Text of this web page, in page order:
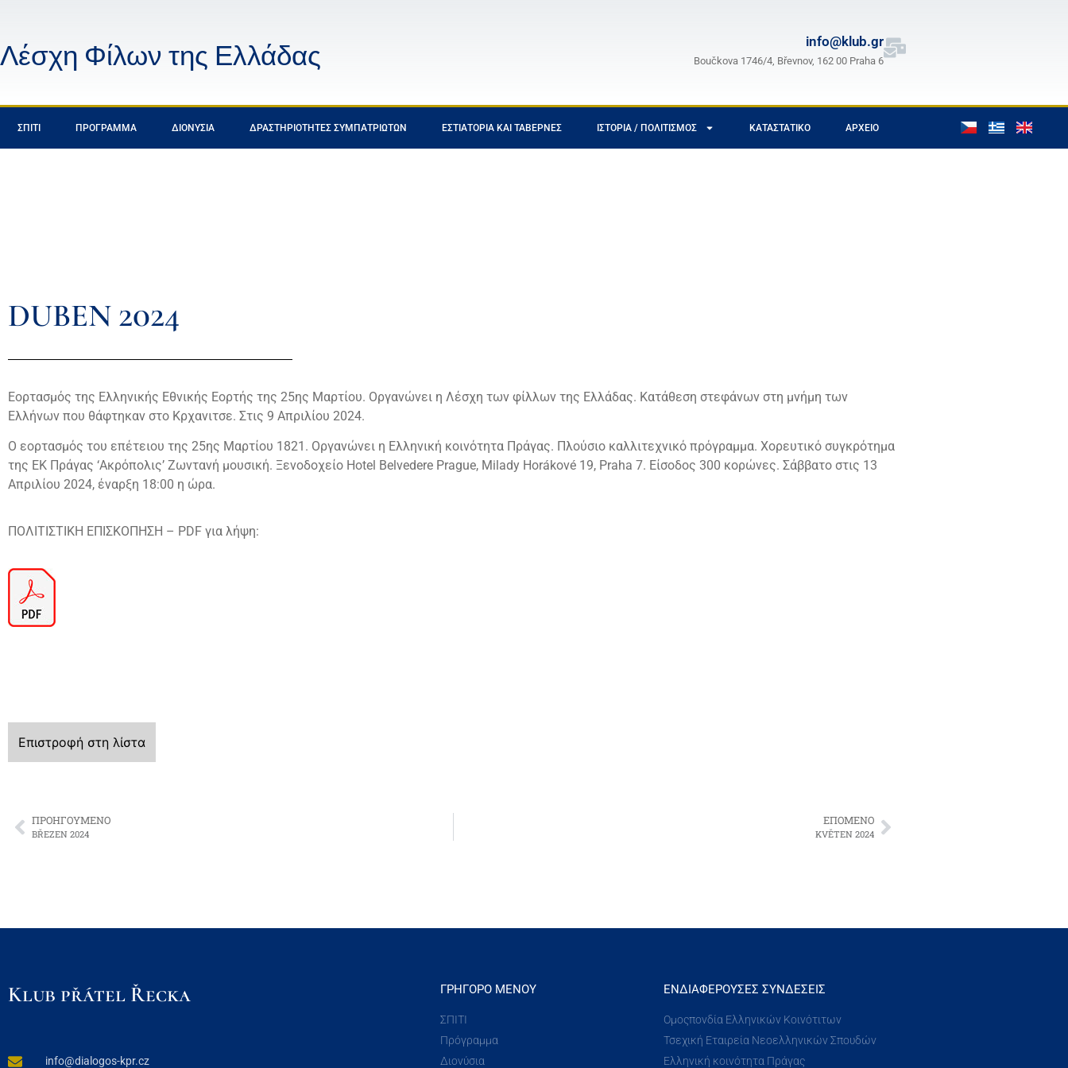
Λέσχη Φίλων της Ελλάδας info@klub.gr
Boučkova 1746/4, Břevnov, 162 00 Praha 6
ΣΠΊΤΙ ΠΡΌΓΡΑΜΜΑ ΔΙΟΝΎΣΙΑ ΔΡΑΣΤΗΡΙΌΤΗΤΕΣ ΣΥΜΠΑΤΡΙΩΤΏΝ ΕΣΤΙΑΤΌΡΙΑ ΚΑΙ ΤΑΒΈΡΝΕΣ ΙΣΤΟΡΊΑ / ΠΟΛΙΤΙΣΜΌΣ ΚΑΤΑΣΤΑΤΙΚΌ ΑΡΧΕΊΟ
DUBEN 2024
Εορτασμός της Ελληνικής Εθνικής Εορτής της 25ης Μαρτίου. Οργανώνει η Λέσχη των φίλλων της Ελλάδας. Κατάθεση στεφάνων στη μνήμη των
Ελλήνων που θάφτηκαν στο Κρχανιτσε. Στις 9 Απριλίου 2024.
Ο εορτασμός του επέτειου της 25ης Μαρτίου 1821. Οργανώνει η Ελληνική κοινότητα Πράγας. Πλούσιο καλλιτεχνικό πρόγραμμα. Χορευτικό συγκρότημα
της ΕΚ Πράγας ‘Ακρόπολις’ Ζωντανή μουσική. Ξενοδοχείο Hotel Belvedere Prague, Milady Horákové 19, Praha 7. Είσοδος 300 κορώνες. Σάββατο στις 13
Απριλίου 2024, έναρξη 18:00 η ώρα.
ΠΟΛΙΤΙΣΤΙΚΗ ΕΠΙΣΚΟΠΗΣΗ – PDF για λήψη:
Επιστροφή στη λίστα
ΠΡΟΗΓΟΎΜΕΝΟ
BŘEZEN 2024
ΕΠΌΜΕΝΟ
KVĚTEN 2024
Klub přátel Řecka
info@dialogos-kpr.cz
ΓΡΉΓΟΡΟ ΜΕΝΟΎ
ΣΠΙΤΙ
Πρόγραμμα
Διονύσια
ΕΝΔΙΑΦΈΡΟΥΣΕΣ ΣΥΝΔΈΣΕΙΣ
Ομοςπονδία Ελληνικών Κοινότιτων
Τσεχική Εταιρεία Νεοελληνικών Σπουδών
Ελληνική κοινότητα Πράγας